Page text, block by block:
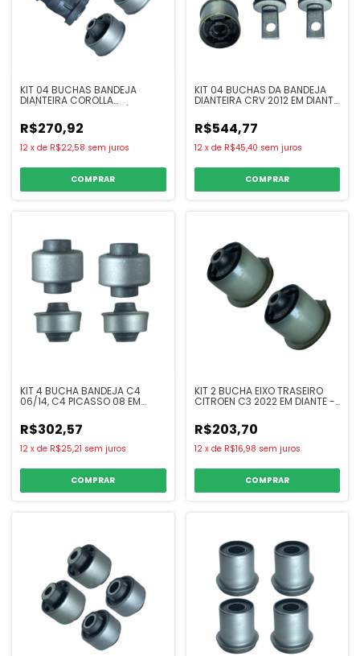
KIT 04 BUCHAS BANDEJA
DIANTEIRA COROLLA
SAMPEL
R$270,92
12 x de R$22,58 sem juros
COMPRAR
KIT 04 BUCHAS DA BANDEJA
DIANTEIRA CRV 2012 EM DIANTE
R$544,77
12 x de R$45,40 sem juros
COMPRAR
KIT 4 BUCHA BANDEJA C4
06/14, C4 PICASSO 08 EM
R$302,57
12 x de R$25,21 sem juros
COMPRAR
KIT 2 BUCHA EIXO TRASEIRO
CITROEN C3 2022 EM DIANTE -
R$203,70
12 x de R$16,98 sem juros
COMPRAR